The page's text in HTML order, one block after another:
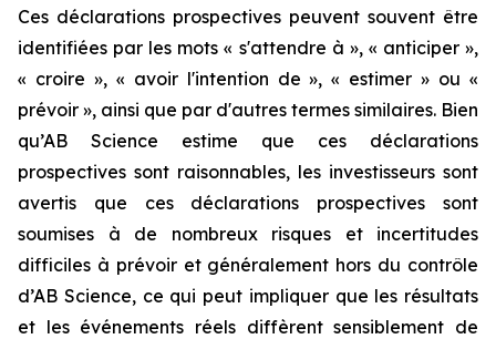
Ces déclarations prospectives peuvent souvent être
identifiées par les mots « s'attendre à », « anticiper »,
« croire », « avoir l'intention de », « estimer » ou «
prévoir », ainsi que par d'autres termes similaires. Bien
qu’AB Science estime que ces déclarations
prospectives sont raisonnables, les investisseurs sont
avertis que ces déclarations prospectives sont
soumises à de nombreux risques et incertitudes
difficiles à prévoir et généralement hors du contrôle
d’AB Science, ce qui peut impliquer que les résultats
et les événements réels diffèrent sensiblement de